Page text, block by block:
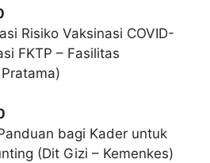
Risiko Vaksinasi COVID-
FKTP – Fasilitas
bagi Kader untuk
(Dit Gizi – Kemenkes)